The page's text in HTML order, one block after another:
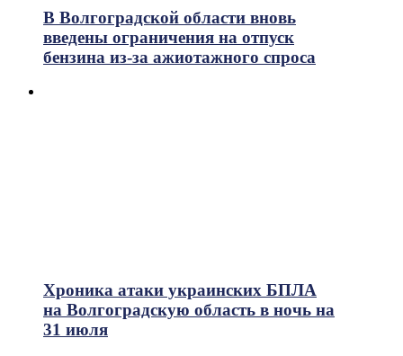
В Волгоградской области вновь
введены ограничения на отпуск
бензина из-за ажиотажного спроса
Хроника атаки украинских БПЛА
на Волгоградскую область в ночь на
31 июля